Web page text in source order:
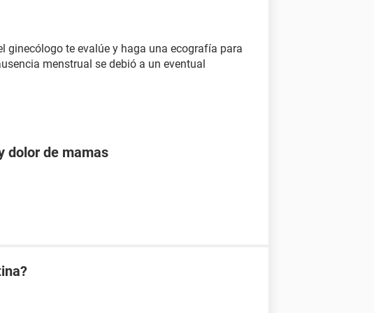
ginecólogo te evalúe y haga una ecografía para
menstrual se debió a un eventual
dolor de mamas